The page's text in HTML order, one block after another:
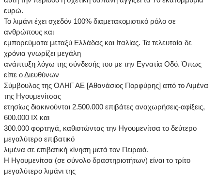
ευρώ.
Το λιμάνι έχει σχεδόν 100% διαμετακομιστικό ρόλο σε
ανθρώπους και
εμπορεύματα μεταξύ Ελλάδας και Ιταλίας. Τα τελευταία δε
χρόνια γνωρίζει μεγάλη
ανάπτυξη λόγω της σύνδεσής του με την Εγνατία Οδό. Όπως
είπε ο Διευθύνων
Σύμβουλος της ΟΛΗΓ ΑΕ [Αθανάσιος Πορφύρης] από το Λιμένα
της Ηγουμενίτσας
ετησίως διακινούνται 2.500.000 επιβάτες αναχωρήσεις-αφίξεις,
600.000 ΙΧ και
300.000 φορτηγά, καθιστώντας την Ηγουμενίτσα το δεύτερο
μεγαλύτερο επιβατικό
λιμένα σε επιβατική κίνηση μετά τον Πειραιά.
Η Ηγουμενίτσα (σε σύνολο δραστηριοτήτων) είναι το τρίτο
μεγαλύτερο λιμάνι της